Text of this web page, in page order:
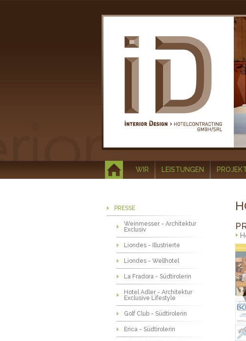
WIR LEISTUNGEN
PRESSE
Weinmesser - Architektur
Exclusiv
Liondes - Illustrierte
Liondes - Wellhotel
La Fradora - Südtirolerin
Hotel Adler - Architektur
Exclusive Lifestyle
Golf Club - Südtirolerin
Erica - Südtirolerin